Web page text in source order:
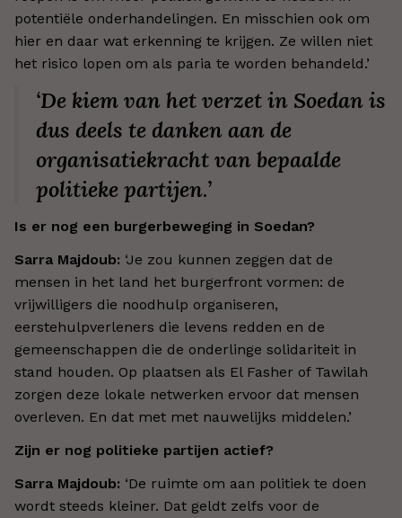
potentiële onderhandelingen. En misschien ook om
hier en daar wat erkenning te krijgen. Ze willen niet
het risico lopen om als paria te worden behandeld.’
‘De kiem van het verzet in Soedan is
dus deels te danken aan de
organisatiekracht van bepaalde
politieke partijen.’
Is er nog een burgerbeweging in Soedan?
Sarra Majdoub: ‘Je zou kunnen zeggen dat de
mensen in het land het burgerfront vormen: de
vrijwilligers die noodhulp organiseren,
eerstehulpverleners die levens redden en de
gemeenschappen die de onderlinge solidariteit in
stand houden. Op plaatsen als El Fasher of Tawilah
zorgen deze lokale netwerken ervoor dat mensen
overleven. En dat met met nauwelijks middelen.’
Zijn er nog politieke partijen actief?
Sarra Majdoub: ‘De ruimte om aan politiek te doen
wordt steeds kleiner. Dat geldt zelfs voor de